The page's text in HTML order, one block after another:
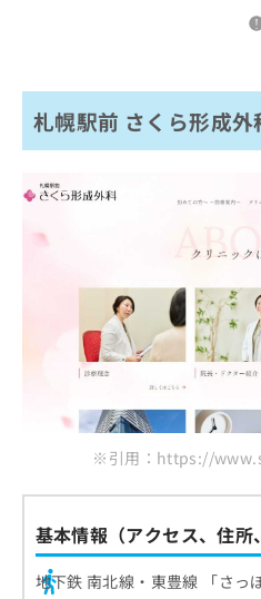
札幌駅前 さくら形成外
※引用：https://
基本情報（アクセス、住所
地下鉄 南北線・東豊線 「さっ